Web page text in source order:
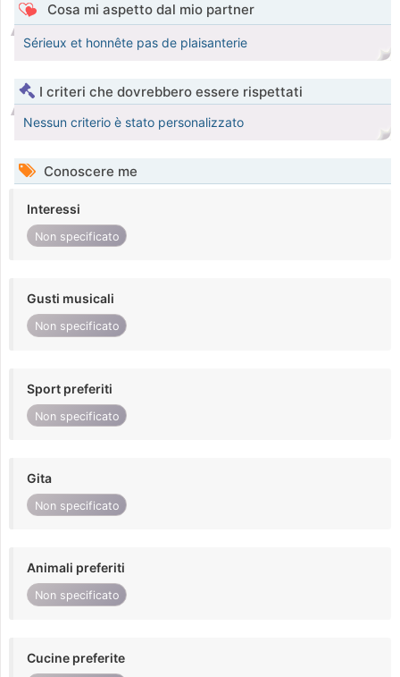
Cosa mi aspetto dal mio partner
Sérieux et honnête pas de plaisanterie
I criteri che dovrebbero essere rispettati
Nessun criterio è stato personalizzato
Conoscere me
Interessi
Non specificato
Gusti musicali
Non specificato
Sport preferiti
Non specificato
Gita
Non specificato
Animali preferiti
Non specificato
Cucine preferite